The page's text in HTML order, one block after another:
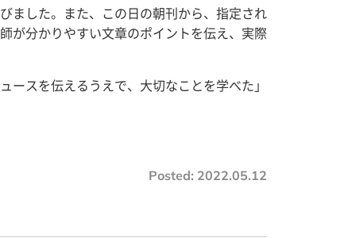
した。また、この日の朝刊から、指定され
が分かりやすい文章のポイントを伝え、実際
スを伝えるうえで、大切なことを学べた」
Posted: 2022.05.12